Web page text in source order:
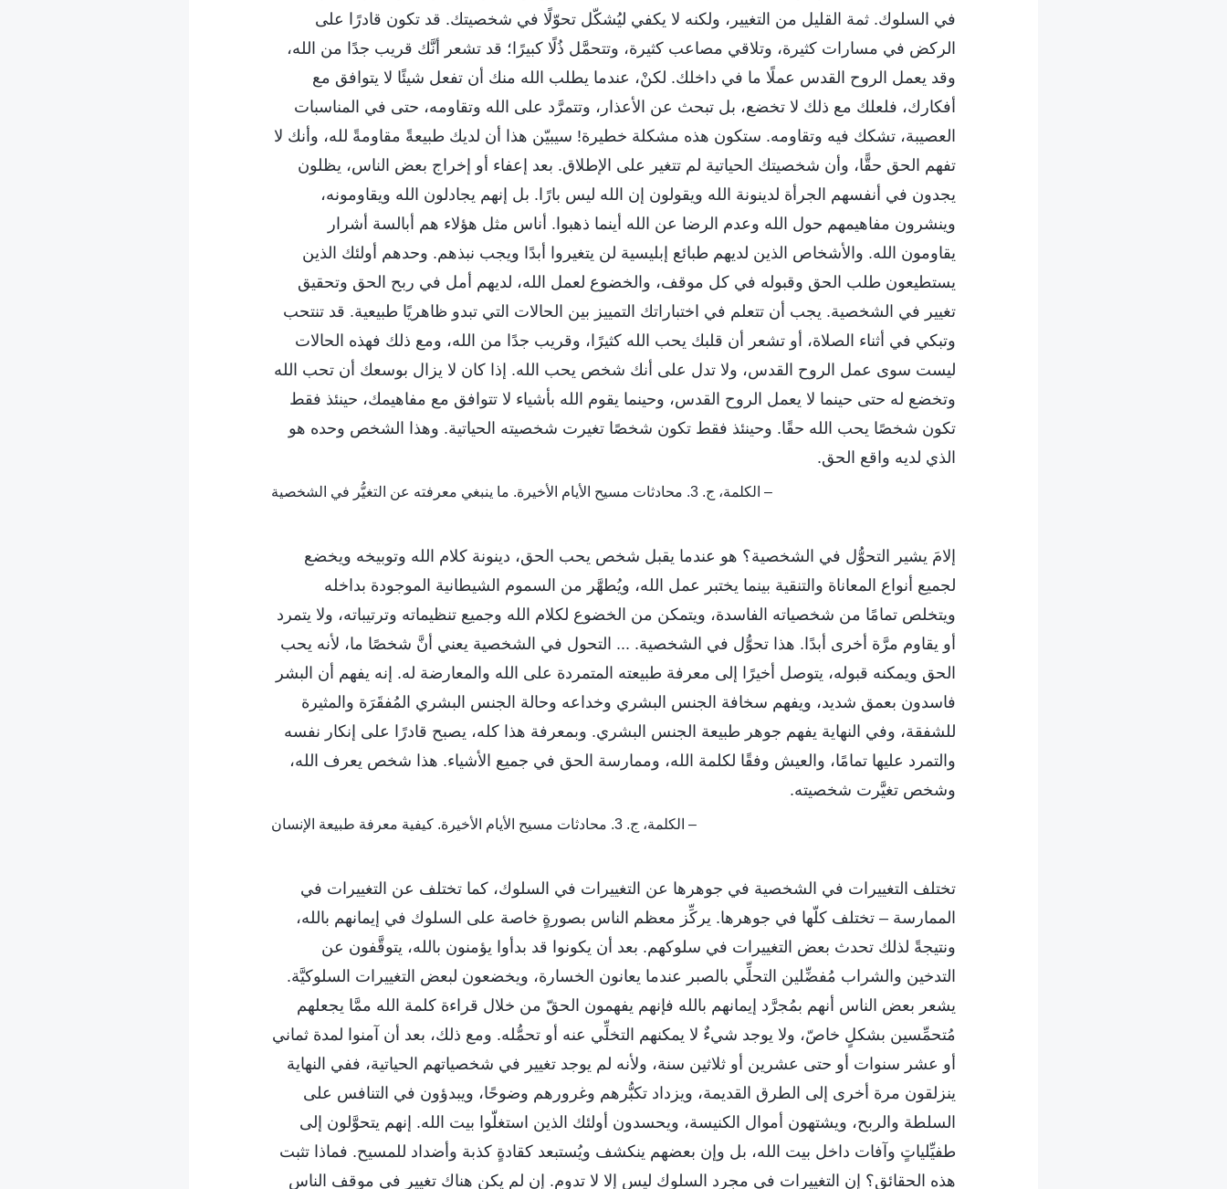
في السلوك. ثمة القليل من التغيير، ولكنه لا يكفي ليُشكّل تحوّلًا في شخصيتك. قد تكون قادرًا على
الركض في مسارات كثيرة، وتلاقي مصاعب كثيرة، وتتحمَّل ذُلًا كبيرًا؛ قد تشعر أنَّك قريب جدًا من الله،
وقد يعمل الروح القدس عملًا ما في داخلك. لكنْ، عندما يطلب الله منك أن تفعل شيئًا لا يتوافق مع
أفكارك، فلعلك مع ذلك لا تخضع، بل تبحث عن الأعذار، وتتمرَّد على الله وتقاومه، حتى في المناسبات
العصيبة، تشكك فيه وتقاومه. ستكون هذه مشكلة خطيرة! سيبيّن هذا أن لديك طبيعةً مقاومةً لله، وأنك لا
تفهم الحق حقًّا، وأن شخصيتك الحياتية لم تتغير على الإطلاق. بعد إعفاء أو إخراج بعض الناس، يظلون
يجدون في أنفسهم الجرأة لدينونة الله ويقولون إن الله ليس بارًا. بل إنهم يجادلون الله ويقاومونه،
وينشرون مفاهيمهم حول الله وعدم الرضا عن الله أينما ذهبوا. أناس مثل هؤلاء هم أبالسة أشرار
يقاومون الله. والأشخاص الذين لديهم طبائع إبليسية لن يتغيروا أبدًا ويجب نبذهم. وحدهم أولئك الذين
يستطيعون طلب الحق وقبوله في كل موقف، والخضوع لعمل الله، لديهم أمل في ربح الحق وتحقيق
تغيير في الشخصية. يجب أن تتعلم في اختباراتك التمييز بين الحالات التي تبدو ظاهريًا طبيعية. قد تنتحب
وتبكي في أثناء الصلاة، أو تشعر أن قلبك يحب الله كثيرًا، وقريب جدًا من الله، ومع ذلك فهذه الحالات
ليست سوى عمل الروح القدس، ولا تدل على أنك شخص يحب الله. إذا كان لا يزال بوسعك أن تحب الله
وتخضع له حتى حينما لا يعمل الروح القدس، وحينما يقوم الله بأشياء لا تتوافق مع مفاهيمك، حينئذ فقط
تكون شخصًا يحب الله حقًا. وحينئذ فقط تكون شخصًا تغيرت شخصيته الحياتية. وهذا الشخص وحده هو
الذي لديه واقع الحق.
– الكلمة، ج. 3. محادثات مسيح الأيام الأخيرة. ما ينبغي معرفته عن التغيُّر في الشخصية
إلامَ يشير التحوُّل في الشخصية؟ هو عندما يقبل شخص يحب الحق، دينونة كلام الله وتوبيخه ويخضع
لجميع أنواع المعاناة والتنقية بينما يختبر عمل الله، ويُطهَّر من السموم الشيطانية الموجودة بداخله
ويتخلص تمامًا من شخصياته الفاسدة، ويتمكن من الخضوع لكلام الله وجميع تنظيماته وترتيباته، ولا يتمرد
أو يقاوم مرَّة أخرى أبدًا. هذا تحوُّل في الشخصية. ... التحول في الشخصية يعني أنَّ شخصًا ما، لأنه يحب
الحق ويمكنه قبوله، يتوصل أخيرًا إلى معرفة طبيعته المتمردة على الله والمعارضة له. إنه يفهم أن البشر
فاسدون بعمق شديد، ويفهم سخافة الجنس البشري وخداعه وحالة الجنس البشري المُفقَرَة والمثيرة
للشفقة، وفي النهاية يفهم جوهر طبيعة الجنس البشري. وبمعرفة هذا كله، يصبح قادرًا على إنكار نفسه
والتمرد عليها تمامًا، والعيش وفقًا لكلمة الله، وممارسة الحق في جميع الأشياء. هذا شخص يعرف الله،
وشخص تغيَّرت شخصيته.
– الكلمة، ج. 3. محادثات مسيح الأيام الأخيرة. كيفية معرفة طبيعة الإنسان
تختلف التغييرات في الشخصية في جوهرها عن التغييرات في السلوك، كما تختلف عن التغييرات في
الممارسة – تختلف كلّها في جوهرها. يركِّز معظم الناس بصورةٍ خاصة على السلوك في إيمانهم بالله،
ونتيجةً لذلك تحدث بعض التغييرات في سلوكهم. بعد أن يكونوا قد بدأوا يؤمنون بالله، يتوقَّفون عن
التدخين والشراب مُفضِّلين التحلِّي بالصبر عندما يعانون الخسارة، ويخضعون لبعض التغييرات السلوكيَّة.
يشعر بعض الناس أنهم بمُجرَّد إيمانهم بالله فإنهم يفهمون الحقّ من خلال قراءة كلمة الله ممَّا يجعلهم
مُتحمِّسين بشكلٍ خاصّ، ولا يوجد شيءٌ لا يمكنهم التخلِّي عنه أو تحمُّله. ومع ذلك، بعد أن آمنوا لمدة ثماني
أو عشر سنوات أو حتى عشرين أو ثلاثين سنة، ولأنه لم يوجد تغيير في شخصياتهم الحياتية، ففي النهاية
ينزلقون مرة أخرى إلى الطرق القديمة، ويزداد تكبُّرهم وغرورهم وضوحًا، ويبدؤون في التنافس على
السلطة والربح، ويشتهون أموال الكنيسة، ويحسدون أولئك الذين استغلّوا بيت الله. إنهم يتحوَّلون إلى
طفيِّلياتٍ وآفات داخل بيت الله، بل وإن بعضهم ينكشف ويُستبعد كقادةٍ كذبة وأضداد للمسيح. فماذا تثبت
هذه الحقائق؟ إن التغييرات في مجرد السلوك ليس إلا لا تدوم. إن لم يكن هناك تغيير في موقف الناس